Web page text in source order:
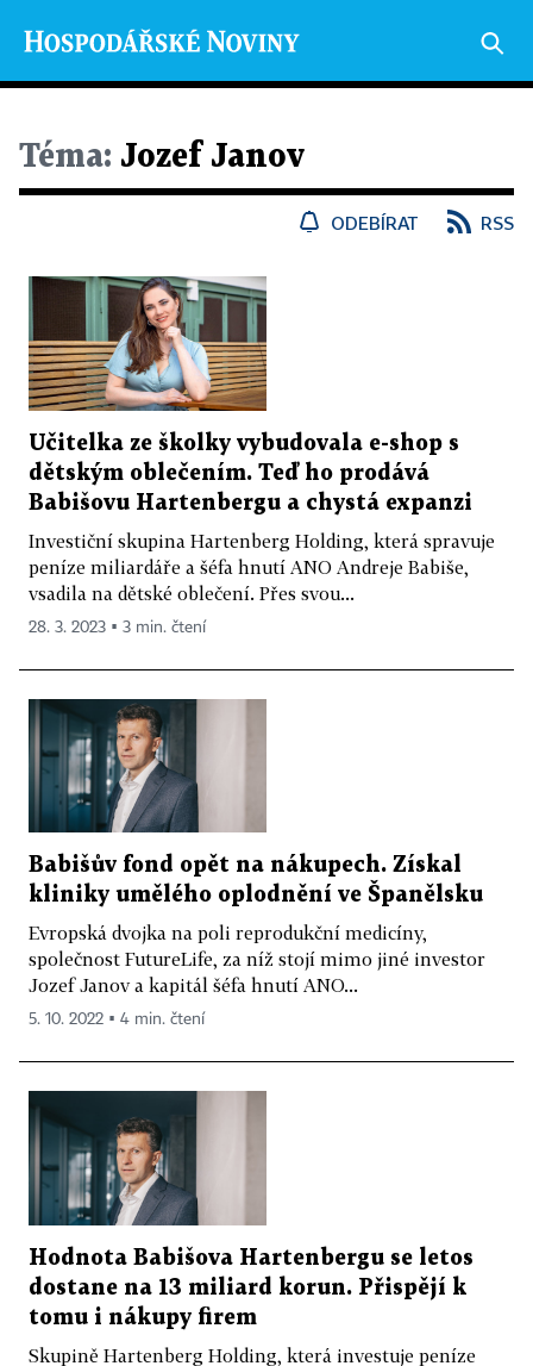
Téma: Jozef Janov
ODEBÍRAT RSS
Učitelka ze školky vybudovala e-shop s
dětským oblečením. Teď ho prodává
Babišovu Hartenbergu a chystá expanzi
Investiční skupina Hartenberg Holding, která spravuje
peníze miliardáře a šéfa hnutí ANO Andreje Babiše,
vsadila na dětské oblečení. Přes svou...
28. 3. 2023 ▪ 3 min. čtení
Babišův fond opět na nákupech. Získal
kliniky umělého oplodnění ve Španělsku
Evropská dvojka na poli reprodukční medicíny,
společnost FutureLife, za níž stojí mimo jiné investor
Jozef Janov a kapitál šéfa hnutí ANO...
5. 10. 2022 ▪ 4 min. čtení
Hodnota Babišova Hartenbergu se letos
dostane na 13 miliard korun. Přispějí k
tomu i nákupy firem
Skupině Hartenberg Holding, která investuje peníze